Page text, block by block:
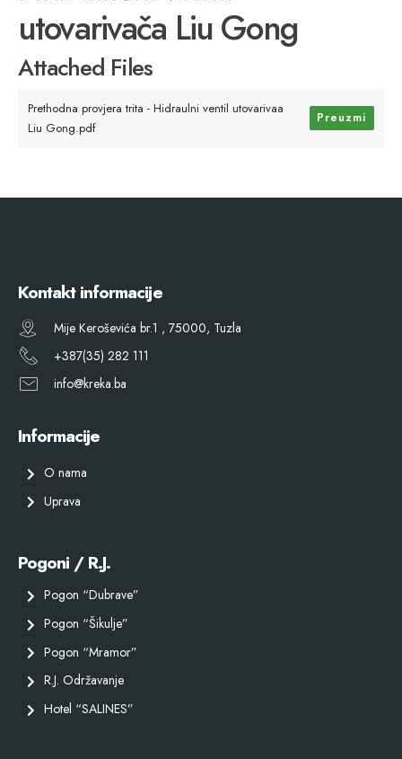
utovarivača Liu Gong
Attached Files
Prethodna provjera trita - Hidraulni ventil utovarivaa
Liu Gong.pdf
Preuzmi
Kontakt informacije
Mije Keroševića br.1 , 75000, Tuzla
+387(35) 282 111
info@kreka.ba
Informacije
O nama
Uprava
Pogoni / R.J.
Pogon “Dubrave”
Pogon “Šikulje”
Pogon “Mramor”
R.J. Održavanje
Hotel “SALINES”